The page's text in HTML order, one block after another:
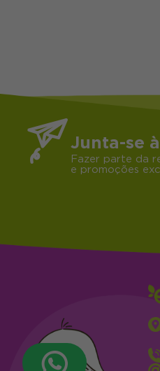
Junta-se
Fazer parte da
e promoções